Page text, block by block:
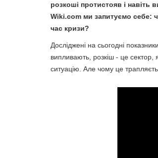
розкоші протистояв і навіть
Wiki.com ми запитуємо себе:
час кризи?
Досліджені на сьогодні
випливають, розкіш - це
ситуацію. Але чому це